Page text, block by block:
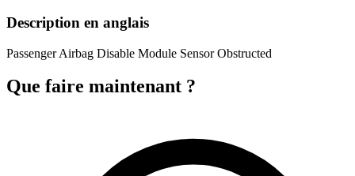
Description en anglais
Passenger Airbag Disable Module Sensor Obstructed
Que faire maintenant ?